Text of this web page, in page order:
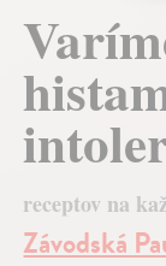
receptov na
Závodská